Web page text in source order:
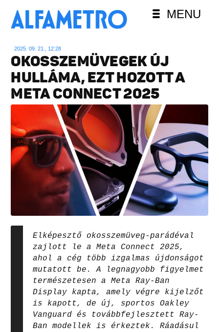
MENU
2025. 09. 21., 12:28
OKOSSZEMÜVEGEK ÚJ
HULLÁMA, EZT HOZOTT A
META CONNECT 2025
Elképesztő okosszemüveg-parádéval
zajlott le a Meta Connect 2025,
ahol a cég több izgalmas újdonságot
mutatott be. A legnagyobb figyelmet
természetesen a Meta Ray-Ban
Display kapta, amely végre kijelzőt
is kapott, de új, sportos Oakley
Vanguard és továbbfejlesztett Ray-
Ban modellek is érkeztek. Ráadásul